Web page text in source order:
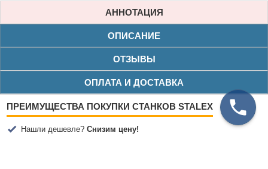
АННОТАЦИЯ
ОПИСАНИЕ
ОТЗЫВЫ
ОПЛАТА И ДОСТАВКА
ПРЕИМУЩЕСТВА ПОКУПКИ СТАНКОВ STALEX
Нашли дешевле? Снизим цену!